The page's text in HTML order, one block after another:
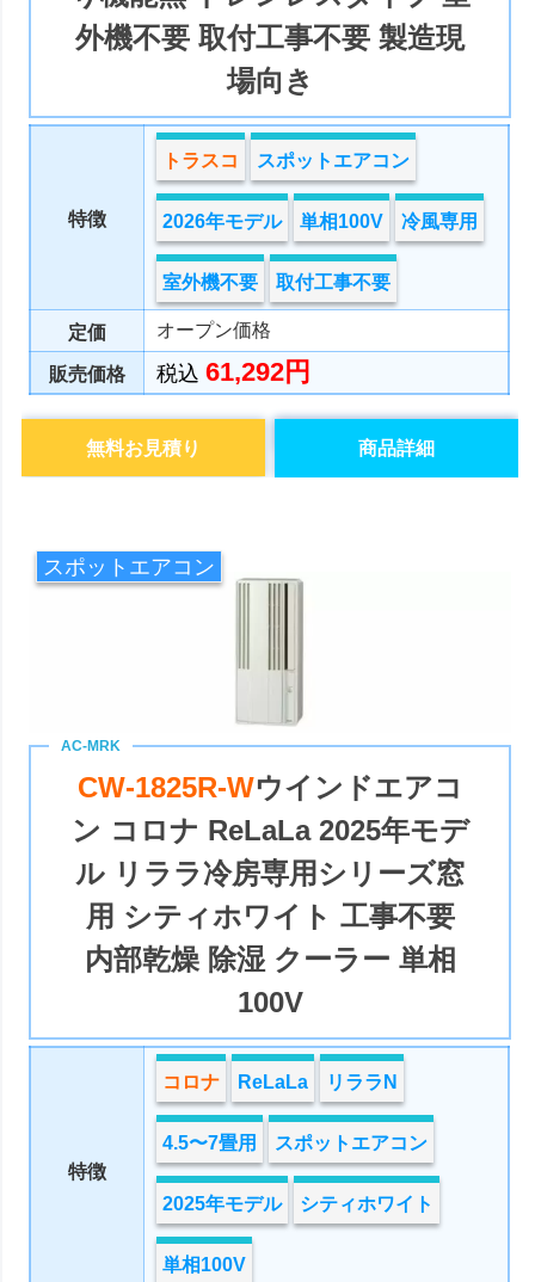
外機不要 取付工事不要 製造現
場向き
特徴
トラスコ スポットエアコン
2026年モデル 単相100V 冷風専用
室外機不要 取付工事不要
定価 オープン価格
販売価格 税込61,292円
商品詳細
無料お見積り
スポットエアコン
CW-1825R-Wウインドエアコ
ン コロナ ReLaLa 2025年モデ
ル リララ冷房専用シリーズ窓
用 シティホワイト 工事不要
内部乾燥 除湿 クーラー 単相
100V
特徴
コロナ ReLaLa リララN
4.5〜7畳用 スポットエアコン
2025年モデル シティホワイト
単相100V